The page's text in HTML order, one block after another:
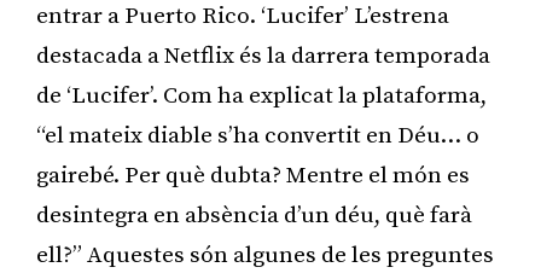
entrar a Puerto Rico. ‘Lucifer’ L’estrena
destacada a Netflix és la darrera temporada
de ‘Lucifer’. Com ha explicat la plataforma,
“el mateix diable s’ha convertit en Déu… o
gairebé. Per què dubta? Mentre el món es
desintegra en absència d’un déu, què farà
ell?” Aquestes són algunes de les preguntes